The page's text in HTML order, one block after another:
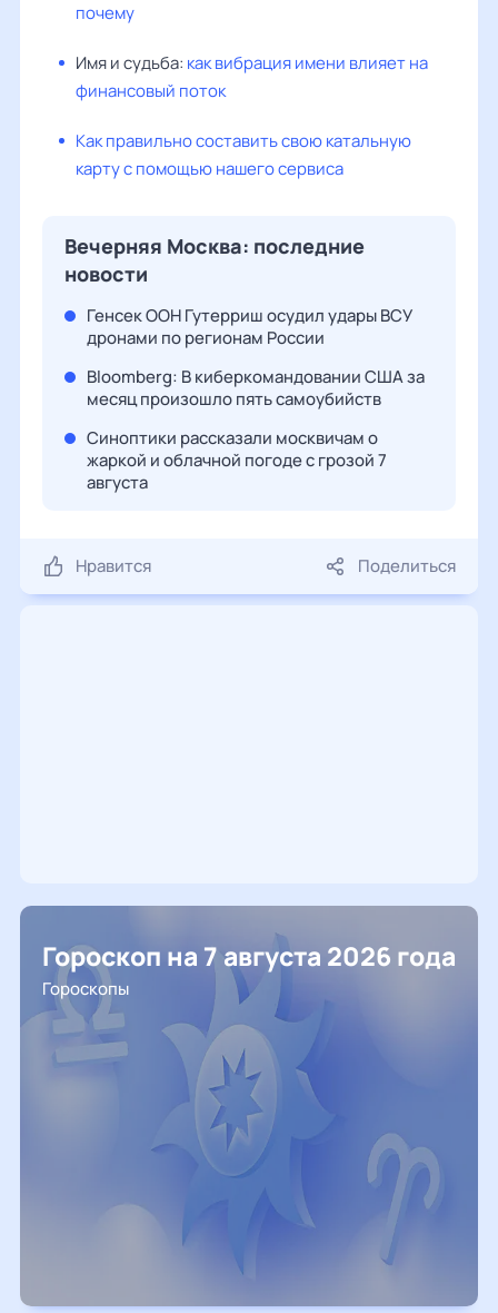
почему
Имя и судьба: как вибрация имени влияет на
финансовый поток
Как правильно составить свою катальную
карту с помощью нашего сервиса
Вечерняя Москва: последние
новости
Генсек ООН Гутерриш осудил удары ВСУ
дронами по регионам России
Bloomberg: В киберкомандовании США за
месяц произошло пять самоубийств
Синоптики рассказали москвичам о
жаркой и облачной погоде с грозой 7
августа
Нравится Поделиться
Гороскоп на 7 августа 2026 года
Гороскопы